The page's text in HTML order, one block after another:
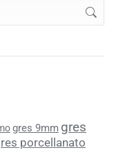
gres 9mm gres
porcellanato